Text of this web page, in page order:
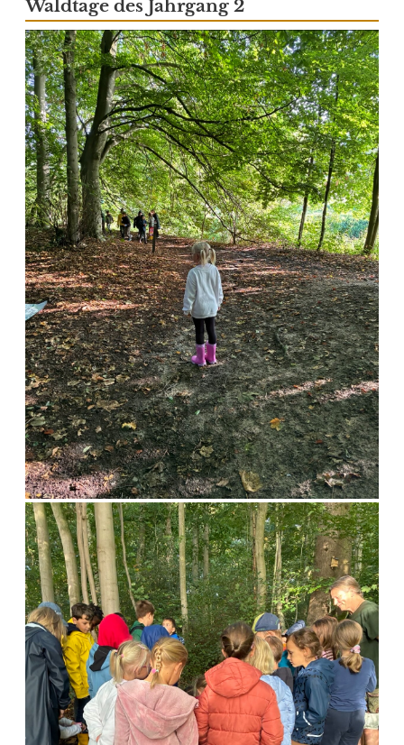
Waldtage des Jahrgang 2